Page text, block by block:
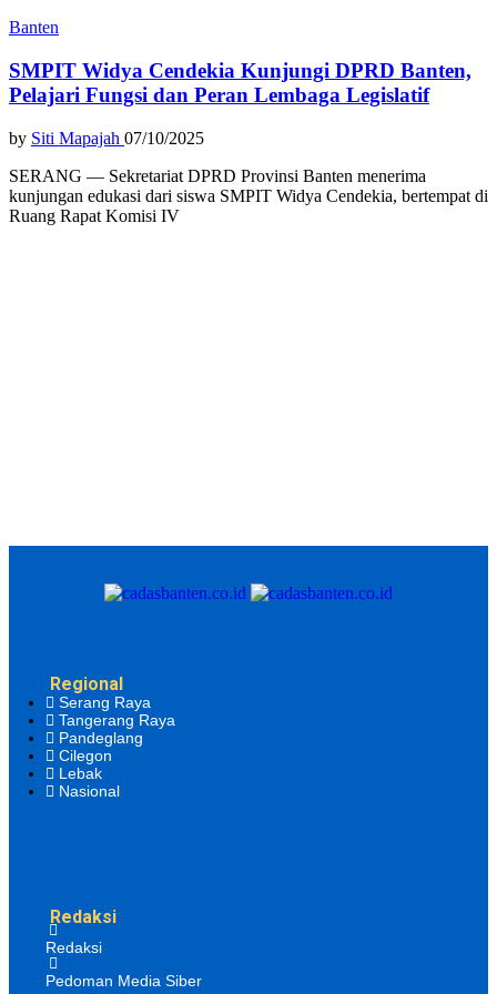
Banten
SMPIT Widya Cendekia Kunjungi DPRD Banten,
Pelajari Fungsi dan Peran Lembaga Legislatif
by Siti Mapajah 07/10/2025
SERANG — Sekretariat DPRD Provinsi Banten menerima
kunjungan edukasi dari siswa SMPIT Widya Cendekia, bertempat di
Ruang Rapat Komisi IV
Regional
Serang Raya
Tangerang Raya
Pandeglang
Cilegon
Lebak
Nasional
Redaksi
Redaksi
Pedoman Media Siber